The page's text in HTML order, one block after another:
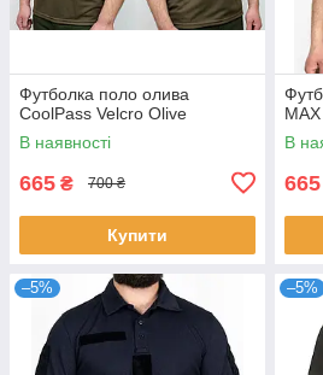
Футболка поло олива
CoolPass Velcro Olive
В наявності
665 ₴ 700 ₴
Купити
В
665
–5% –5%